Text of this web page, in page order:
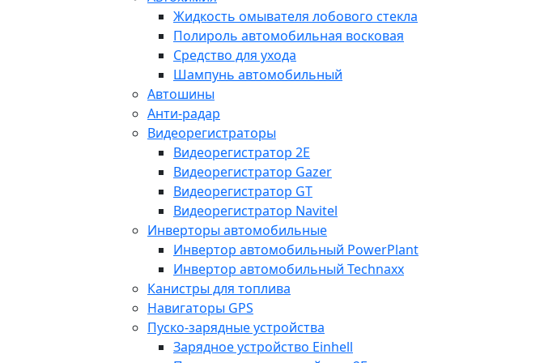
Жидкость омывателя лобового стекла
Полироль автомобильная восковая
Средство для ухода
Шампунь автомобильный
Автошины
Анти-радар
Видеорегистраторы
Видеорегистратор 2E
Видеорегистратор Gazer
Видеорегистратор GT
Видеорегистратор Navitel
Инверторы автомобильные
Инвертор автомобильный PowerPlant
Инвертор автомобильный Technaxx
Канистры для топлива
Навигаторы GPS
Пуско-зарядные устройства
Зарядное устройство Einhell